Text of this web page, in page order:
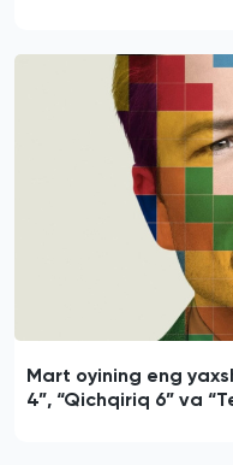
Mart oyining eng
4”, “Qichqiriq 6” va